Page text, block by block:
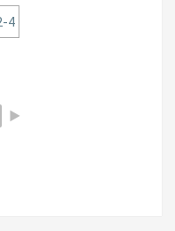
►